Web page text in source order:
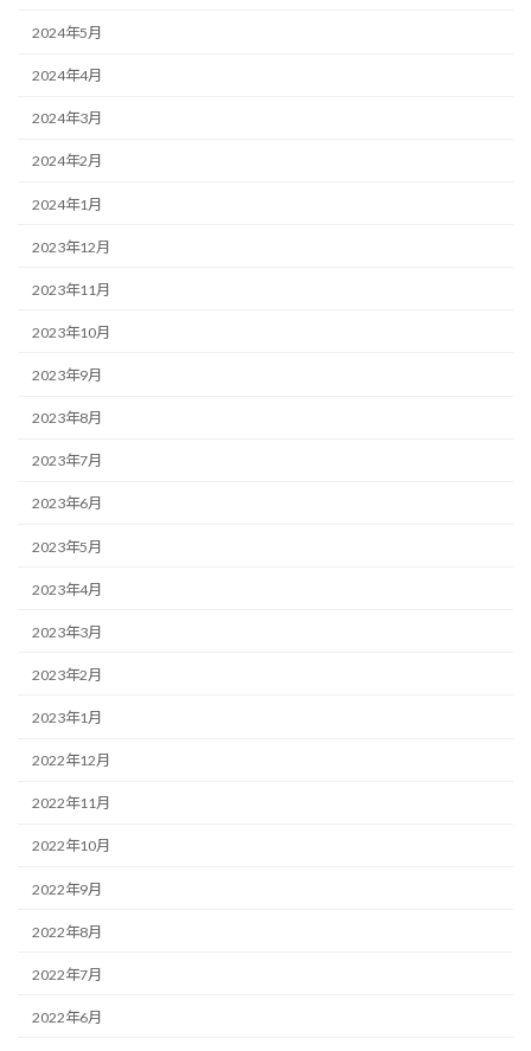
2024年5月
2024年4月
2024年3月
2024年2月
2024年1月
2023年12月
2023年11月
2023年10月
2023年9月
2023年8月
2023年7月
2023年6月
2023年5月
2023年4月
2023年3月
2023年2月
2023年1月
2022年12月
2022年11月
2022年10月
2022年9月
2022年8月
2022年7月
2022年6月